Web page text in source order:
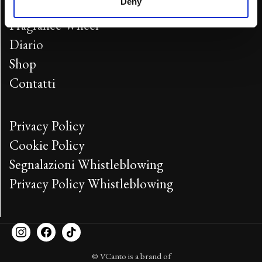
Fragrance Wheel
Diario
Shop
Contatti
Privacy Policy
Cookie Policy
Segnalazioni Whistleblowing
Privacy Policy Whistleblowing
© VCanto is a brand of